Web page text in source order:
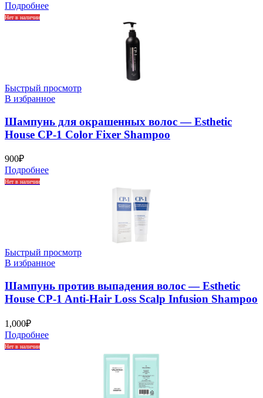
Подробнее
Нет в наличии
Быстрый просмотр
В избранное
Шампунь для окрашенных волос — Esthetic
House CP-1 Color Fixer Shampoo
900₽
Подробнее
Нет в наличии
Быстрый просмотр
В избранное
Шампунь против выпадения волос — Esthetic
House CP-1 Anti-Hair Loss Scalp Infusion Shampoo
1,000₽
Подробнее
Нет в наличии